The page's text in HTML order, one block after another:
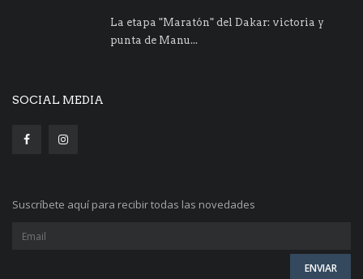
La etapa "Maratón" del Dakar: victoria y
punta de Manu...
SOCIAL MEDIA
Suscríbete aquí para recibir todas las novedades